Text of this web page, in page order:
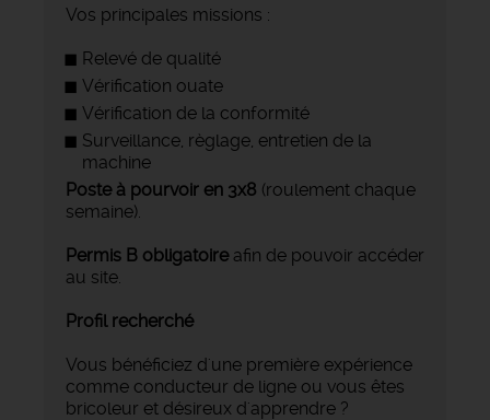
Vos principales missions :
Relevé de qualité
Vérification ouate
Vérification de la conformité
Surveillance, règlage, entretien de la
machine
Poste à pourvoir en 3x8 (roulement chaque
semaine).
Permis B obligatoireafin de pouvoir accéder
au site.
Profil recherché
Vous bénéficiez d'une première expérience
comme conducteur de ligne ou vous êtes
bricoleur et désireux d'apprendre ?